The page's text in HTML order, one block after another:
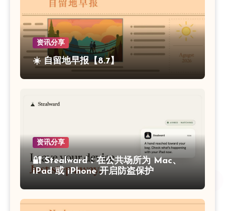
资讯分享
☀️ 自留地早报【8.7】
资讯分享
🔐 Stealward：在公共场所为 Mac、
iPad 或 iPhone 开启防盗保护